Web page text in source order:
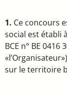
1. Ce concours
social est établi
BCE n° BE
sur le territoire